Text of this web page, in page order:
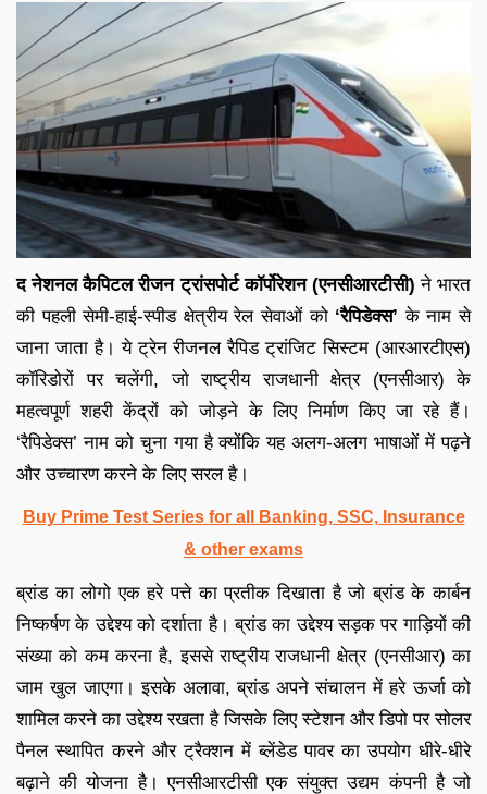
द नेशनल कैपिटल रीजन ट्रांसपोर्ट कॉर्पोरेशन (एनसीआरटीसी) ने भारत
की पहली सेमी-हाई-स्पीड क्षेत्रीय रेल सेवाओं को ‘रैपिडेक्स’ के नाम से
जाना जाता है। ये ट्रेन रीजनल रैपिड ट्रांजिट सिस्टम (आरआरटीएस)
कॉरिडोरों पर चलेंगी, जो राष्ट्रीय राजधानी क्षेत्र (एनसीआर) के
महत्वपूर्ण शहरी केंद्रों को जोड़ने के लिए निर्माण किए जा रहे हैं।
‘रैपिडेक्स’ नाम को चुना गया है क्योंकि यह अलग-अलग भाषाओं में पढ़ने
और उच्चारण करने के लिए सरल है।
Buy Prime Test Series for all Banking, SSC, Insurance
& other exams
ब्रांड का लोगो एक हरे पत्ते का प्रतीक दिखाता है जो ब्रांड के कार्बन
निष्कर्षण के उद्देश्य को दर्शाता है। ब्रांड का उद्देश्य सड़क पर गाड़ियों की
संख्या को कम करना है, इससे राष्ट्रीय राजधानी क्षेत्र (एनसीआर) का
जाम खुल जाएगा। इसके अलावा, ब्रांड अपने संचालन में हरे ऊर्जा को
शामिल करने का उद्देश्य रखता है जिसके लिए स्टेशन और डिपो पर सोलर
पैनल स्थापित करने और ट्रैक्शन में ब्लेंडेड पावर का उपयोग धीरे-धीरे
बढ़ाने की योजना है। एनसीआरटीसी एक संयुक्त उद्यम कंपनी है जो